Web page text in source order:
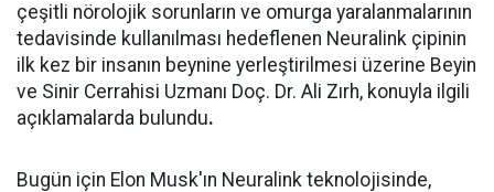
çeşitli nörolojik sorunların ve omurga yaralanmalarının
tedavisinde kullanılması hedeflenen Neuralink çipinin
ilk kez bir insanın beynine yerleştirilmesi üzerine Beyin
ve Sinir Cerrahisi Uzmanı Doç. Dr. Ali Zırh, konuyla ilgili
açıklamalarda bulundu.
Bugün için Elon Musk'ın Neuralink teknolojisinde,